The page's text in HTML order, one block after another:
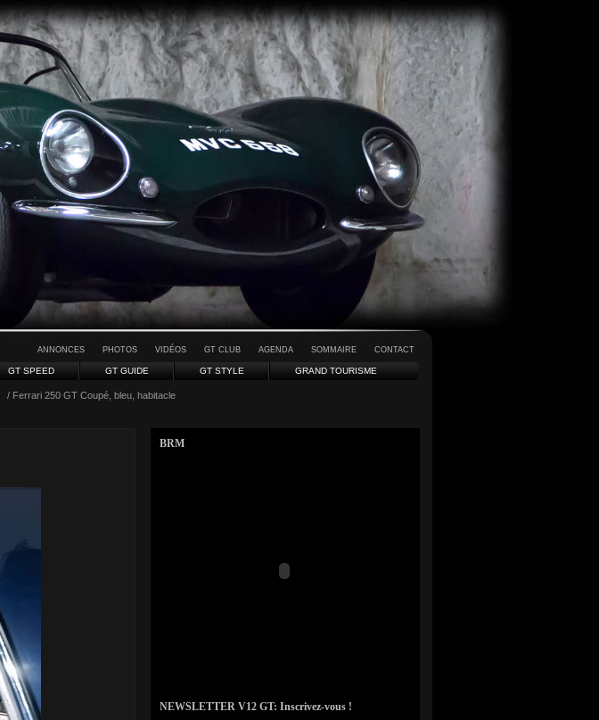
ANNONCES PHOTOS VIDÉOS GT CLUB AGENDA SOMMAIRE CONTACT
GT SPEED GT GUIDE GT STYLE GRAND TOURISME
/ Ferrari 250 GT Coupé, bleu, habitacle
BRM
NEWSLETTER V12 GT: Inscrivez-vous !